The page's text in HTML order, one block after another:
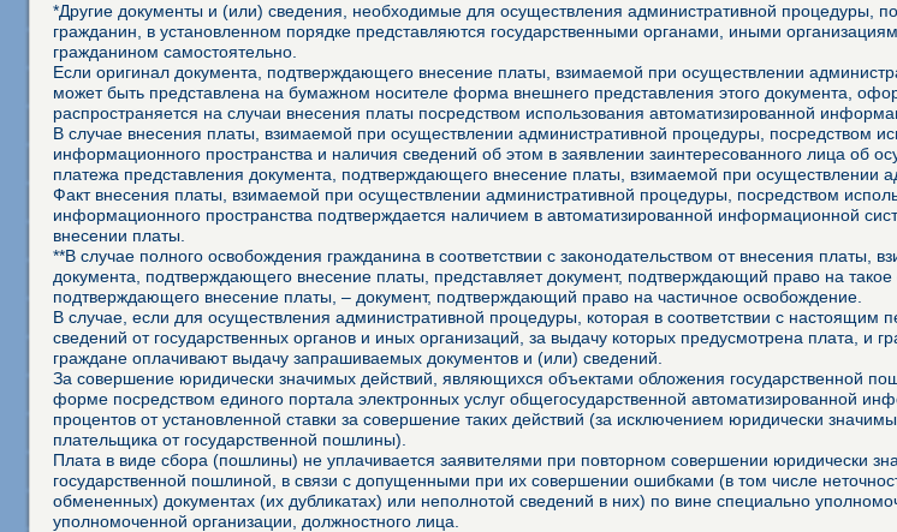
*Другие документы и (или) сведения, необходимые для осуществления административной процедуры,
гражданин, в установленном порядке представляются государственными органами, иными
гражданином самостоятельно.
Если оригинал документа, подтверждающего внесение платы, взимаемой при осуществлении
может быть представлена на бумажном носителе форма внешнего представления этого документа,
распространяется на случаи внесения платы посредством использования автоматизированной
В случае внесения платы, взимаемой при осуществлении административной процедуры, посредством
информационного пространства и наличия сведений об этом в заявлении заинтересованного лица об
платежа представления документа, подтверждающего внесение платы, взимаемой при осуществлении
Факт внесения платы, взимаемой при осуществлении административной процедуры, посредством
информационного пространства подтверждается наличием в автоматизированной информационной
внесении платы.
**В случае полного освобождения гражданина в соответствии с законодательством от внесения
документа, подтверждающего внесение платы, представляет документ, подтверждающий право на
подтверждающего внесение платы, – документ, подтверждающий право на частичное освобождение.
В случае, если для осуществления административной процедуры, которая в соответствии с настоящим
сведений от государственных органов и иных организаций, за выдачу которых предусмотрена плата, и
граждане оплачивают выдачу запрашиваемых документов и (или) сведений.
За совершение юридически значимых действий, являющихся объектами обложения государственной
форме посредством единого портала электронных услуг общегосударственной автоматизированной
процентов от установленной ставки за совершение таких действий (за исключением юридически
плательщика от государственной пошлины).
Плата в виде сбора (пошлины) не уплачивается заявителями при повторном совершении юридически
государственной пошлиной, в связи с допущенными при их совершении ошибками (в том числе
обмененных) документах (их дубликатах) или неполнотой сведений в них) по вине специально
уполномоченной организации, должностного лица.